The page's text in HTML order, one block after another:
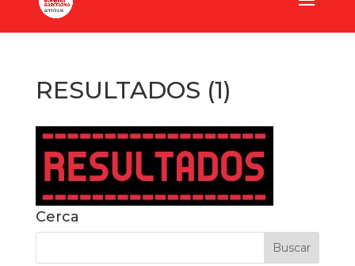
RESULTADOS (1)
Cerca